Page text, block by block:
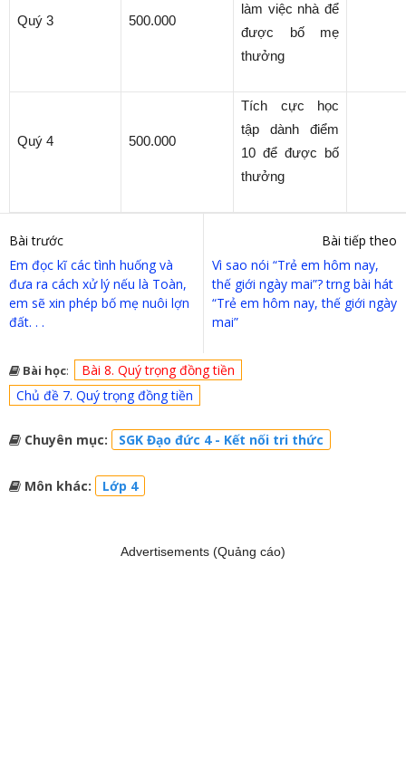
Quý 3 500.000
làm việc nhà để
được bố mẹ
thưởng
Quý 4 500.000
Tích cực học
tập dành điểm
10 để được bố
thưởng
Bài trước
Em đọc kĩ các tình huống và
đưa ra cách xử lý nếu là Toàn,
em sẽ xin phép bố mẹ nuôi lợn
đất. . .
Bài tiếp theo
Vì sao nói “Trẻ em hôm nay,
thế giới ngày mai”? trng bài hát
“Trẻ em hôm nay, thế giới ngày
mai”
Bài học:
Bài 8. Quý trọng đồng tiền
Chủ đề 7. Quý trọng đồng tiền
Chuyên mục: SGK Đạo đức 4 - Kết nối tri thức
Môn khác: Lớp 4
Advertisements (Quảng cáo)